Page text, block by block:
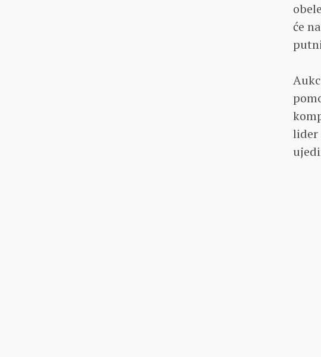
će
lider